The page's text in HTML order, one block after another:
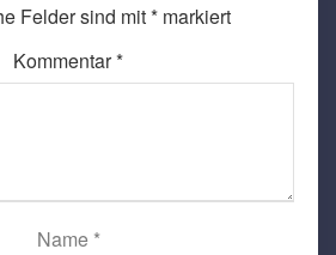
Felder sind mit*markiert
Kommentar*
Name *